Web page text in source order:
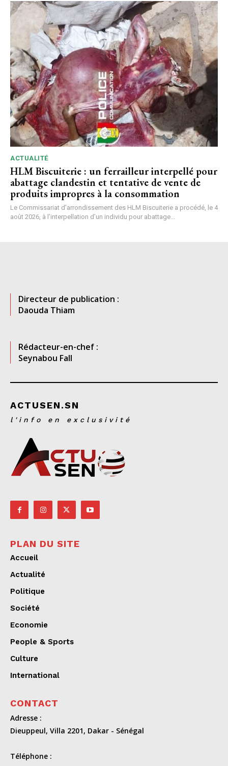
ACTUALITÉ
HLM Biscuiterie : un ferrailleur interpellé pour
abattage clandestin et tentative de vente de
produits impropres à la consommation
Le Commissariat d’arrondissement des HLM Biscuiterie a procédé, le 4
août 2026, à l’interpellation d’un individu pour abattage...
Directeur de publication :
Daouda Thiam
Rédacteur-en-chef :
Seynabou Fall
ACTUSEN.SN
l'info en exclusivité
PLAN DU SITE
Accueil
Actualité
Politique
Société
Economie
People & Sports
Culture
International
CONTACT
Adresse :
Dieuppeul, Villa 2201, Dakar - Sénégal
Téléphone :